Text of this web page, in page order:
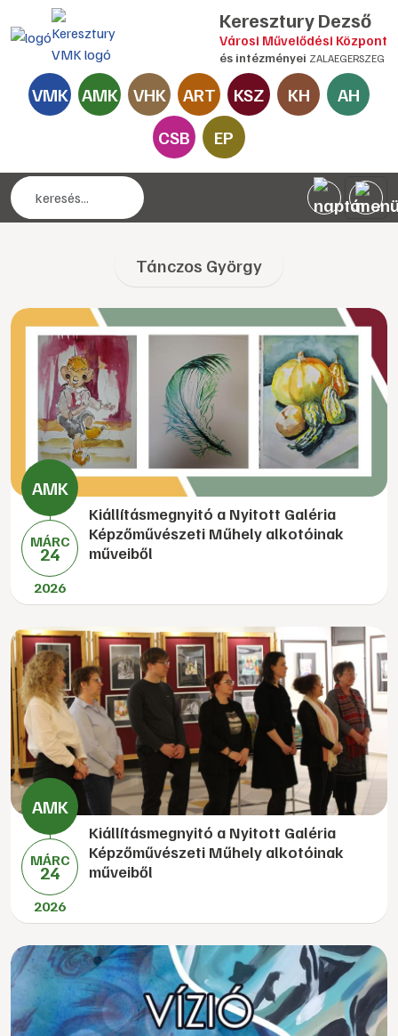
Keresztury Dezső
Városi Művelődési Központ
és intézményei ZALAEGERSZEG
VMK AMK VHK ART KSZ KH
AH
CSB
EP
Tánczos György
MÁRC
24
2026
Kiállításmegnyitó a Nyitott Galéria
Képzőművészeti Műhely alkotóinak
műveiből
MÁRC
24
2026
Kiállításmegnyitó a Nyitott Galéria
Képzőművészeti Műhely alkotóinak
műveiből